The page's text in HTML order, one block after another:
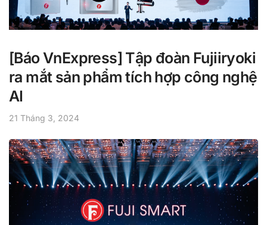
[Báo VnExpress] Tập đoàn Fujiiryoki
ra mắt sản phẩm tích hợp công nghệ
AI
21 Tháng 3, 2024